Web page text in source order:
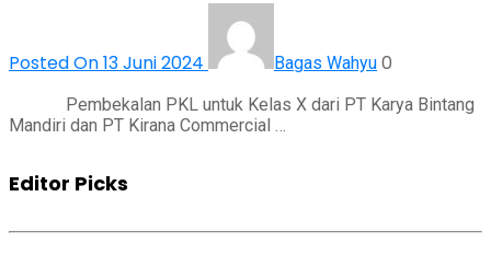
Posted On 13 Juni 2024 Bagas Wahyu 0
Pembekalan PKL untuk Kelas X dari PT Karya Bintang
Mandiri dan PT Kirana Commercial …
Editor Picks